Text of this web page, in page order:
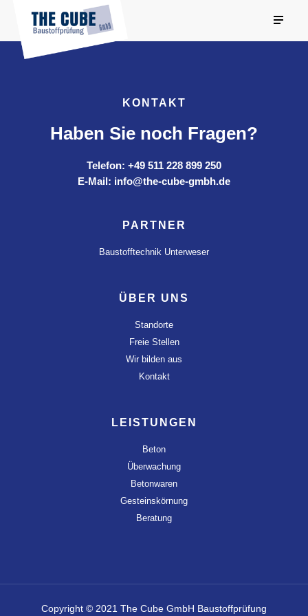
KONTAKT
Haben Sie noch Fragen?
Telefon: +49 511 228 899 250
E-Mail: info@the-cube-gmbh.de
PARTNER
Baustofftechnik Unterweser
ÜBER UNS
Standorte
Freie Stellen
Wir bilden aus
Kontakt
LEISTUNGEN
Beton
Überwachung
Betonwaren
Gesteinskörnung
Beratung
Copyright © 2021 The Cube GmbH Baustoffprüfung